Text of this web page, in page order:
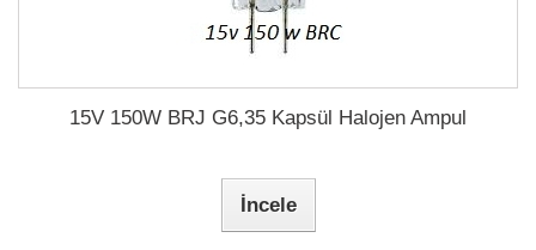
15V 150W BRJ G6,35 Kapsül Halojen Ampul
İncele